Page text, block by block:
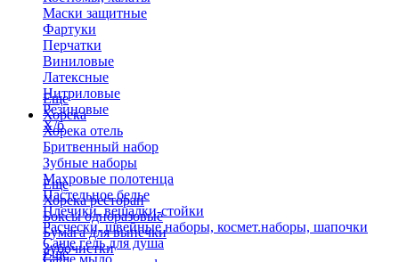
Маски защитные
Фартуки
Перчатки
Виниловые
Латексные
Нитриловые
Резиновые
Х/б
Еще
Хорека
Хорека отель
Бритвенный набор
Зубные наборы
Махровые полотенца
Пастельное белье
Плечики, вешалки-стойки
Расчески, швейные наборы, космет.наборы, шапочки
Саше гель для душа
Саше мыло
Еще
Хорека ресторан
Боксы одноразовые
Бумага для выпечки
Зубочистки
Еще